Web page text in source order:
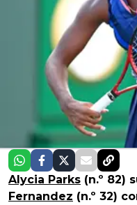
Alycia Parks (n.º 82)
Fernandez (n.º 32)